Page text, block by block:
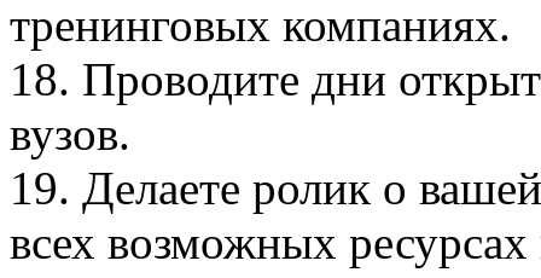
тренинговых компаниях.
18. Проводите дни
вузов.
19. Делаете ролик о
всех возможных ресурсах